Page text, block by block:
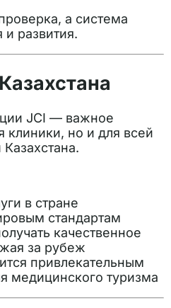
а система
и развития.
JCI — важное
клиники, но и для всей
в стране
стандартам
качественное
за рубеж
привлекательным
медицинского туризма